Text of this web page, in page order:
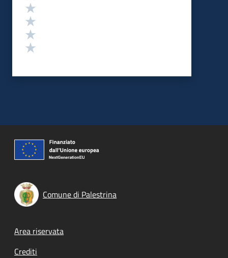
Comune di Palestrina
Footer menu
Area riservata
Crediti